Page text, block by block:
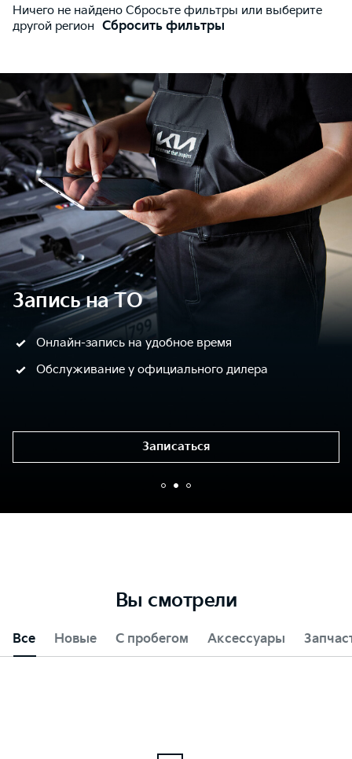
Ничего не найдено Сбросьте фильтры или выберите
другой регион Сбросить фильтры
Запись на ТО
Онлайн-запись на удобное время
Обслуживание у официального дилера
Записаться
Вы смотрели
Все Новые С пробегом Аксессуары